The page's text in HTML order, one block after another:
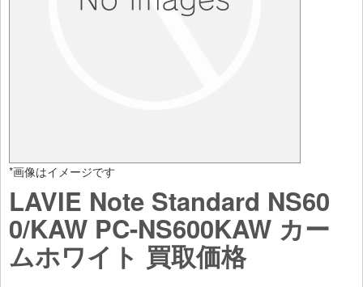
*画像はイメージです
LAVIE Note Standard NS60
0/KAW PC-NS600KAW カー
ムホワイト 買取価格